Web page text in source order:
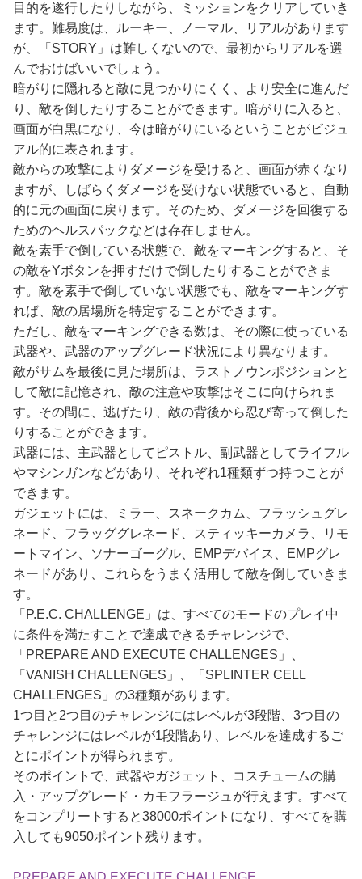
目的を遂行したりしながら、ミッションをクリアしていき
ます。難易度は、ルーキー、ノーマル、リアルがあります
が、「STORY」は難しくないので、最初からリアルを選
んでおけばいいでしょう。
暗がりに隠れると敵に見つかりにくく、より安全に進んだ
り、敵を倒したりすることができます。暗がりに入ると、
画面が白黒になり、今は暗がりにいるということがビジュ
アル的に表されます。
敵からの攻撃によりダメージを受けると、画面が赤くなり
ますが、しばらくダメージを受けない状態でいると、自動
的に元の画面に戻ります。そのため、ダメージを回復する
ためのヘルスパックなどは存在しません。
敵を素手で倒している状態で、敵をマーキングすると、そ
の敵をYボタンを押すだけで倒したりすることができま
す。敵を素手で倒していない状態でも、敵をマーキングす
れば、敵の居場所を特定することができます。
ただし、敵をマーキングできる数は、その際に使っている
武器や、武器のアップグレード状況により異なります。
敵がサムを最後に見た場所は、ラストノウンポジションと
して敵に記憶され、敵の注意や攻撃はそこに向けられま
す。その間に、逃げたり、敵の背後から忍び寄って倒した
りすることができます。
武器には、主武器としてピストル、副武器としてライフル
やマシンガンなどがあり、それぞれ1種類ずつ持つことが
できます。
ガジェットには、ミラー、スネークカム、フラッシュグレ
ネード、フラッググレネード、スティッキーカメラ、リモ
ートマイン、ソナーゴーグル、EMPデバイス、EMPグレ
ネードがあり、これらをうまく活用して敵を倒していきま
す。
「P.E.C. CHALLENGE」は、すべてのモードのプレイ中
に条件を満たすことで達成できるチャレンジで、
「PREPARE AND EXECUTE CHALLENGES」、
「VANISH CHALLENGES」、「SPLINTER CELL
CHALLENGES」の3種類があります。
1つ目と2つ目のチャレンジにはレベルが3段階、3つ目の
チャレンジにはレベルが1段階あり、レベルを達成するご
とにポイントが得られます。
そのポイントで、武器やガジェット、コスチュームの購
入・アップグレード・カモフラージュが行えます。すべて
をコンプリートすると38000ポイントになり、すべてを購
入しても9050ポイント残ります。